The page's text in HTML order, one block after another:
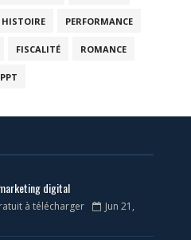
HISTOIRE PERFORMANCE
FISCALITÉ ROMANCE
digital
à télécharger
Jun 21,